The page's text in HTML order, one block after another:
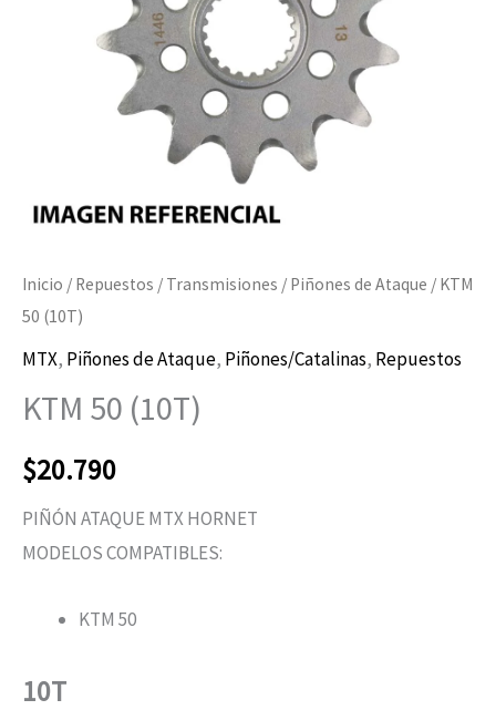
Inicio / Repuestos / Transmisiones / Piñones de Ataque / KTM
50 (10T)
MTX, Piñones de Ataque, Piñones/Catalinas, Repuestos
KTM 50 (10T)
$20.790
PIÑÓN ATAQUE MTX HORNET
MODELOS COMPATIBLES:
KTM 50
10T